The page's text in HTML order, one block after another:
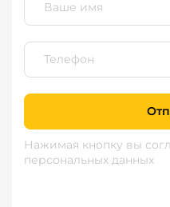
Нажимая кнопку вы
персональных данных